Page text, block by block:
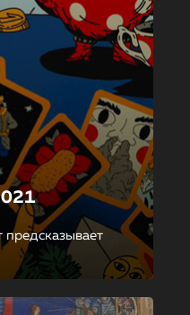
предсказывает